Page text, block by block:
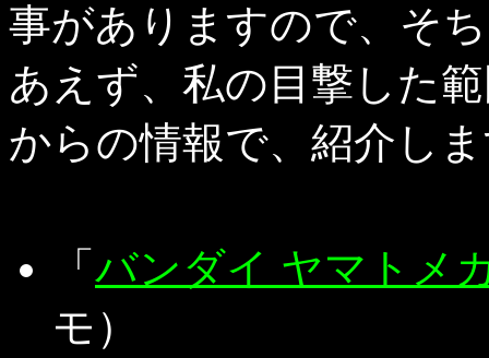
事がありますので、そ
あえず、私の目撃した
からの情報で、紹介し
「 バンダイ ヤマトメ
モ）